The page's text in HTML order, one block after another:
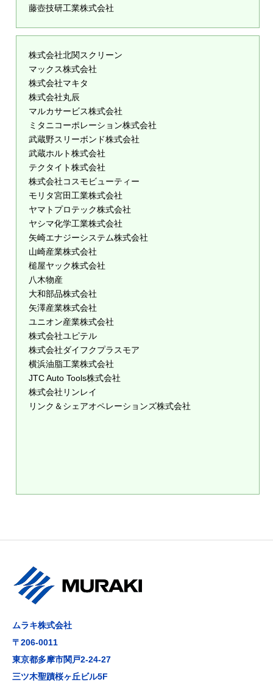
藤壺技研工業株式会社
株式会社北関スクリーン
マックス株式会社
株式会社マキタ
株式会社丸辰
マルカサービス株式会社
ミタニコーポレーション株式会社
武蔵野スリーボンド株式会社
武蔵ホルト株式会社
テクタイト株式会社
株式会社コスモビューティー
モリタ宮田工業株式会社
ヤマトプロテック株式会社
ヤシマ化学工業株式会社
矢崎エナジーシステム株式会社
山崎産業株式会社
槌屋ヤック株式会社
八木物産
大和部品株式会社
矢澤産業株式会社
ユニオン産業株式会社
株式会社ユピテル
株式会社ダイフクプラスモア
横浜油脂工業株式会社
JTC Auto Tools株式会社
株式会社リンレイ
リンク＆シェアオペレーションズ株式会社
ムラキ株式会社
〒206-0011
東京都多摩市関戸2-24-27
三ツ木聖蹟桜ヶ丘ビル5F